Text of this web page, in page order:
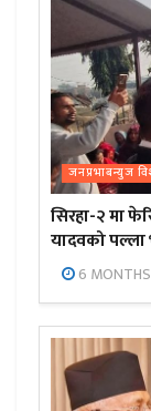
जनप्रभाबन्युज
सिरहा-२ मा
यादवको पल्ला
6